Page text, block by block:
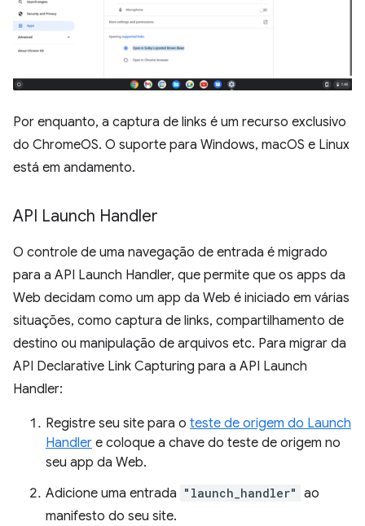
Por enquanto, a captura de links é um recurso exclusivo
do ChromeOS. O suporte para Windows, macOS e Linux
está em andamento.
API Launch Handler
O controle de uma navegação de entrada é migrado
para a API Launch Handler, que permite que os apps da
Web decidam como um app da Web é iniciado em várias
situações, como captura de links, compartilhamento de
destino ou manipulação de arquivos etc. Para migrar da
API Declarative Link Capturing para a API Launch
Handler:
Registre seu site para o teste de origem do Launch
Handler e coloque a chave do teste de origem no
seu app da Web.
Adicione uma entrada "launch_handler" ao
manifesto do seu site.